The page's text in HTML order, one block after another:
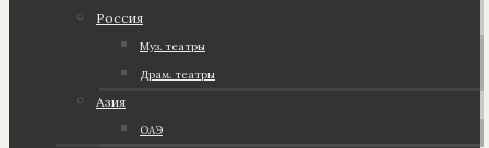
Россия
Муз. театры
Драм. театры
Азия
ОАЭ